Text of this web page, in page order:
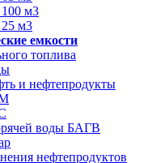
м3
м3
емкости
топлива
и нефтепродукты
воды БАГВ
нефтепродуктов